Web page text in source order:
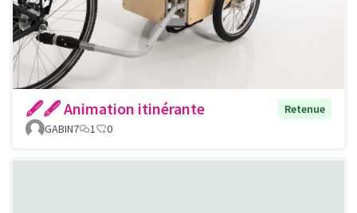
🖋🖋 Animation itinérante
Retenue
GABIN7
1 0